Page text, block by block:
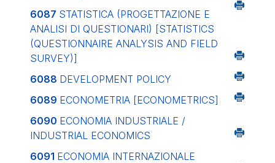
6087 STATISTICA (PROGETTAZIONE E
ANALISI DI QUESTIONARI) [STATISTICS
(QUESTIONNAIRE ANALYSIS AND FIELD
SURVEY)]
6088 DEVELOPMENT POLICY
6089 ECONOMETRIA [ECONOMETRICS]
6090 ECONOMIA INDUSTRIALE /
INDUSTRIAL ECONOMICS
6091 ECONOMIA INTERNAZIONALE